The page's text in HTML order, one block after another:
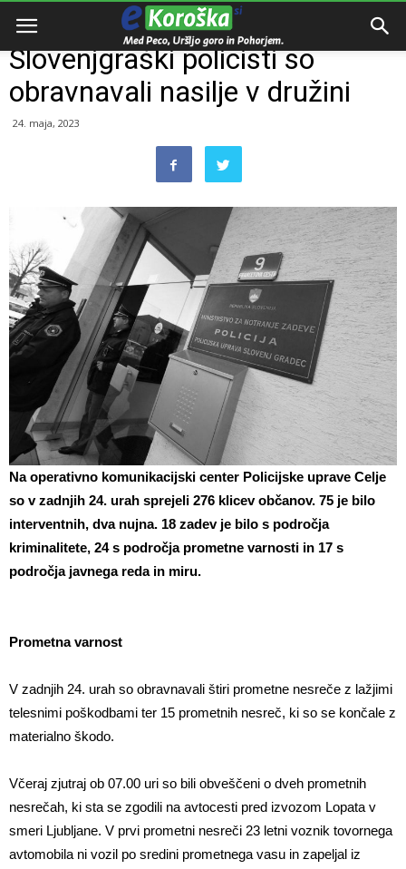
Domov
Slovenjgraški policisti so
obravnavali nasilje v družini
24. maja, 2023
Na operativno komunikacijski center Policijske uprave Celje
so v zadnjih 24. urah sprejeli 276 klicev občanov. 75 je bilo
interventnih, dva nujna. 18 zadev je bilo s področja
kriminalitete, 24 s področja prometne varnosti in 17 s
področja javnega reda in miru.
Prometna varnost
V zadnjih 24. urah so obravnavali štiri prometne nesreče z lažjimi
telesnimi poškodbami ter 15 prometnih nesreč, ki so se končale z
materialno škodo.
Včeraj zjutraj ob 07.00 uri so bili obveščeni o dveh prometnih
nesrečah, ki sta se zgodili na avtocesti pred izvozom Lopata v
smeri Ljubljane. V prvi prometni nesreči 23 letni voznik tovornega
avtomobila ni vozil po sredini prometnega vasu in zapeljal iz